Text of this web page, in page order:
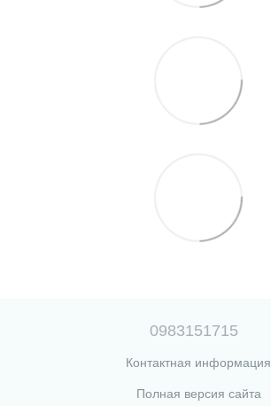
0983151715
Контактная информация
Полная версия сайта